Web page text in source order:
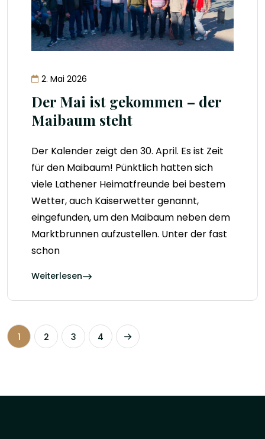
2. Mai 2026
Der Mai ist gekommen – der
Maibaum steht
Der Kalender zeigt den 30. April. Es ist Zeit
für den Maibaum! Pünktlich hatten sich
viele Lathener Heimatfreunde bei bestem
Wetter, auch Kaiserwetter genannt,
eingefunden, um den Maibaum neben dem
Marktbrunnen aufzustellen. Unter der fast
schon
Weiterlesen
1 2 3 4